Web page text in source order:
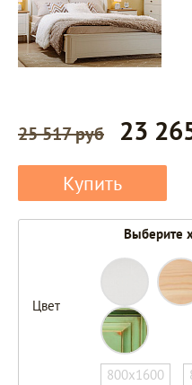
25 517 руб 23
Купить
Выберите
Цвет
800х1600